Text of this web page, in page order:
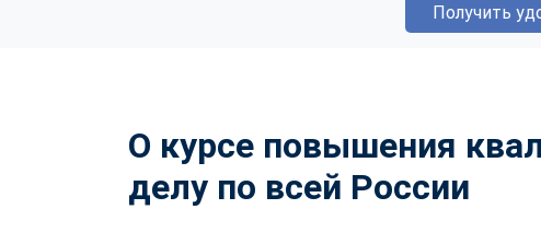
Получить
О курсе повышения
делу по всей России